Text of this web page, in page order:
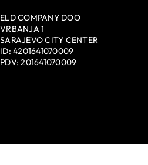
ELD COMPANY DOO
VRBANJA 1
SARAJEVO CITY CENTER
ID: 4201641070009
PDV: 201641070009